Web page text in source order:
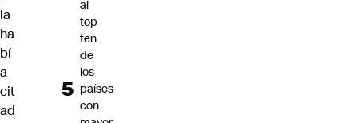
la
ha
bí
a
cit
ad
al
top
ten
de
los
países
con